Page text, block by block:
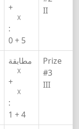
II
+
X
:
5 + 0
Prize
#3
III
مطابقة
X
+
X
:
4 + 1